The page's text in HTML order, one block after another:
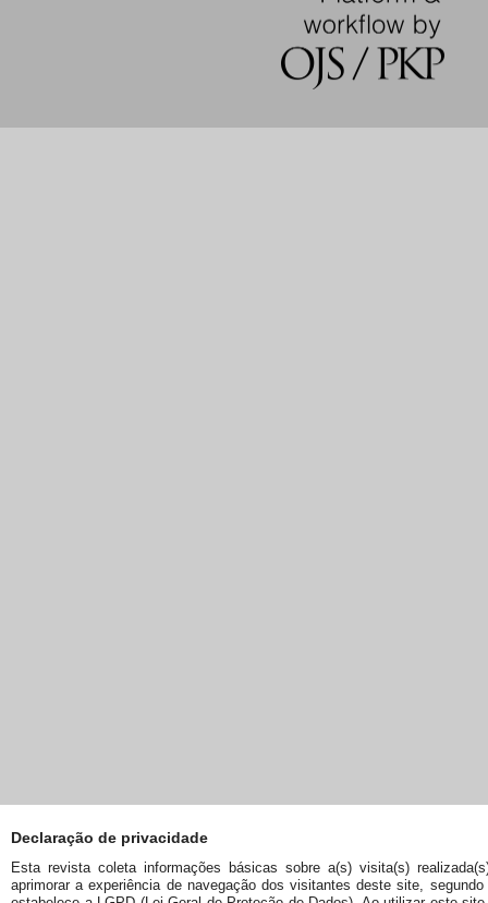
Declaração de privacidade
Esta revista coleta informações básicas sobre a(s) visita(s)
aprimorar a experiência de navegação dos visitantes deste site, segundo